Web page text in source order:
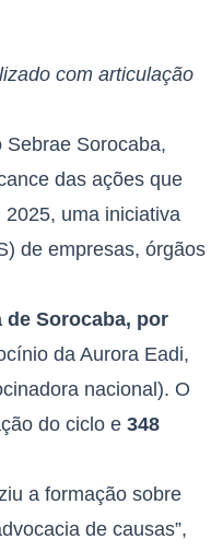
com articulação
Sorocaba,
das ações que
uma iniciativa
de empresas, órgãos
Sorocaba, por
da Aurora Eadi,
nacional). O
do ciclo e 348
a formação sobre
de causas”,